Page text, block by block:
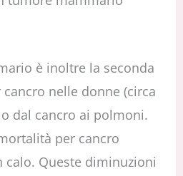
è inoltre la seconda
nelle donne (circa
dal cancro ai polmoni.
per cancro
Queste diminuzioni